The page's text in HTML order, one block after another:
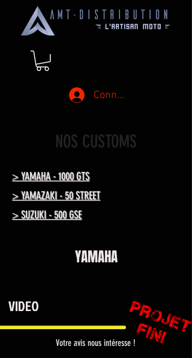
Connexion
NOS CUSTOMS
> YAMAHA - 1000 GTS
> YAMAZAKI - 50 STREET
> SUZUKI - 500 GSE
YAMAHA
VIDEO
Votre avis nous intéresse !